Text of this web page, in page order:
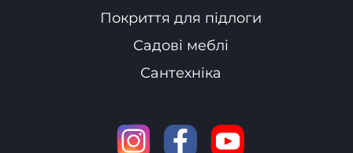
Покриття для підлоги
Садові меблі
Сантехніка